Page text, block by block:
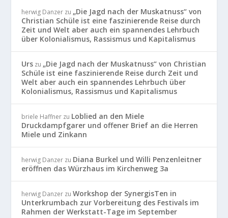
herwig Danzer zu „Die Jagd nach der Muskatnuss“ von
Christian Schüle ist eine faszinierende Reise durch
Zeit und Welt aber auch ein spannendes Lehrbuch
über Kolonialismus, Rassismus und Kapitalismus
Urs zu „Die Jagd nach der Muskatnuss“ von Christian
Schüle ist eine faszinierende Reise durch Zeit und
Welt aber auch ein spannendes Lehrbuch über
Kolonialismus, Rassismus und Kapitalismus
briele Haffner zu Loblied an den Miele
Druckdampfgarer und offener Brief an die Herren
Miele und Zinkann
herwig Danzer zu Diana Burkel und Willi Penzenleitner
eröffnen das Würzhaus im Kirchenweg 3a
herwig Danzer zuWorkshop der SynergisTen in
Unterkrumbach zur Vorbereitung des Festivals im
Rahmen der Werkstatt-Tage im September